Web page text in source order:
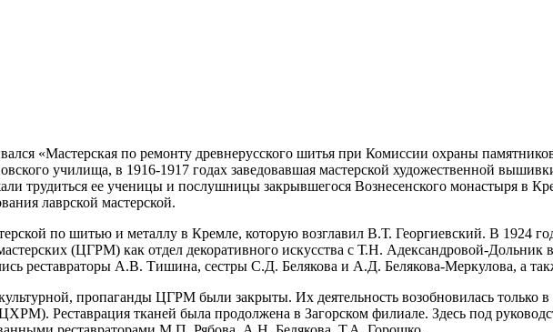
«Мастерская по ремонту древнерусского шитья при Комиссии охраны
училища, в 1916-1917 годах заведовавшая мастерской художественной
трудиться ее ученицы и послушницы закрывшегося Вознесенского монастыря в
лаврской мастерской.
по шитью и металлу в Кремле, которую возглавил В.Т. Георгиевский. В 1924
(ЦГРМ) как отдел декоративного искусства с Т.Н. Адександровой-Дольник
реставраторы А.В. Тишина, сестры С.Д. Белякова и А.Д. Белякова-Меркулова, а
пропаганды ЦГРМ были закрыты. Их деятельность возобновилась только в
Реставрация тканей была продолжена в Загорском филиале. Здесь под